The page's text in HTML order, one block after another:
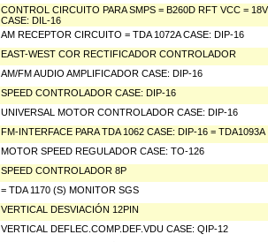
CONTROL CIRCUITO PARA SMPS = B260D RFT VCC =
CASE: DIL-16
AM RECEPTOR CIRCUITO = TDA 1072A CASE: DIP-16
EAST-WEST COR RECTIFICADOR CONTROLADOR
AM/FM AUDIO AMPLIFICADOR CASE: DIP-16
SPEED CONTROLADOR CASE: DIP-16
UNIVERSAL MOTOR CONTROLADOR CASE: DIP-16
FM-INTERFACE PARA TDA 1062 CASE: DIP-16 = TDA1093A
MOTOR SPEED REGULADOR CASE: TO-126
SPEED CONTROLADOR 8P
= TDA 1170 (S) MONITOR SGS
VERTICAL DESVIACIÓN 12PIN
VERTICAL DEFLEC.COMP.DEF.VDU CASE: QIP-12